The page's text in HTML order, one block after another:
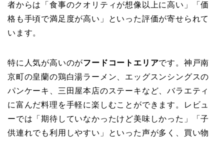
者からは「食事のクオリティが想像以上に高い」「価
格も手頃で満足度が高い」といった評価が寄せられて
います。
特に人気が高いのがフードコートエリアです。神戸南
京町の皇蘭の鶏白湯ラーメン、エッグスンシングスの
パンケーキ、三田屋本店のステーキなど、バラエティ
に富んだ料理を手軽に楽しむことができます。レビュ
ーでは「期待していなかったけど美味しかった」「子
供連れでも利用しやすい」といった声が多く、買い物